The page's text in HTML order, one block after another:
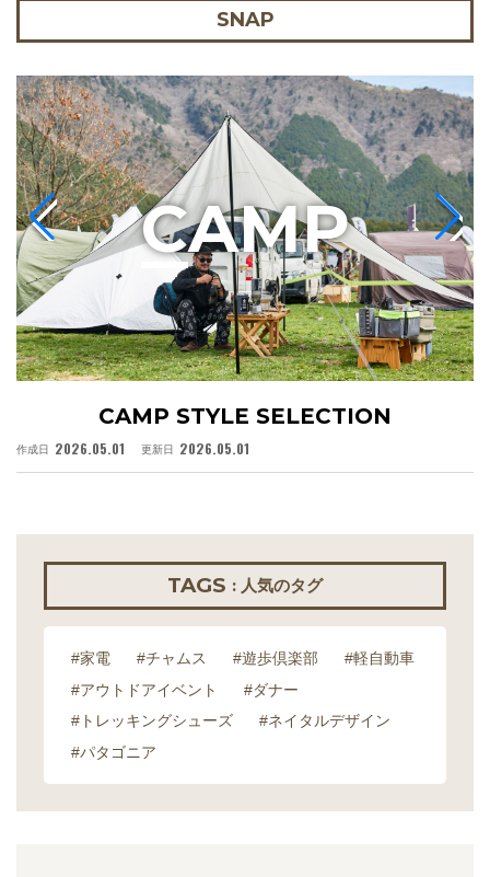
SNAP
CAMP STYLE SELECTION
作成日 2026.05.01 更新日 2026.05.01
CAMP
TAGS : 人気のタグ
#家電 #チャムス #遊歩倶楽部
#軽自動車
#アウトドアイベント
#ダナー
#トレッキングシューズ
#ネイタルデザイン
#パタゴニア